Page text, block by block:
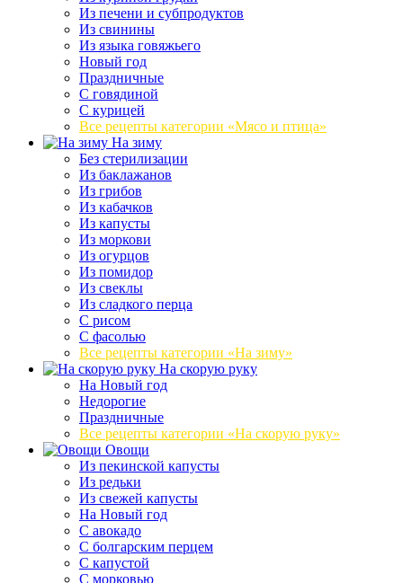
Из печени и субпродуктов
Из свинины
Из языка говяжьего
Новый год
Праздничные
С говядиной
С курицей
Все рецепты категории «Мясо и птица»
На зиму
Без стерилизации
Из баклажанов
Из грибов
Из кабачков
Из капусты
Из моркови
Из огурцов
Из помидор
Из свеклы
Из сладкого перца
С рисом
С фасолью
Все рецепты категории «На зиму»
На скорую руку
На Новый год
Недорогие
Праздничные
Все рецепты категории «На скорую руку»
Овощи
Из пекинской капусты
Из редьки
Из свежей капусты
На Новый год
С авокадо
С болгарским перцем
С капустой
С морковью